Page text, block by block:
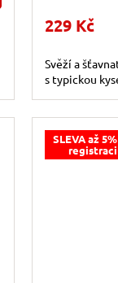
229 Kč
Svěží a
s typickou
SLEVA až
registraci